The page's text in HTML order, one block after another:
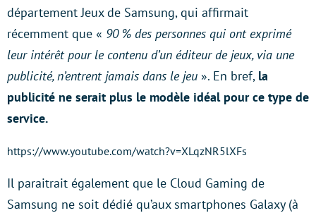
département Jeux de Samsung, qui affirmait
récemment que « 90 % des personnes qui ont exprimé
leur intérêt pour le contenu d’un éditeur de jeux, via une
publicité, n’entrent jamais dans le jeu ». En bref, la
publicité ne serait plus le modèle idéal pour ce type de
service.
https://www.youtube.com/watch?v=XLqzNR5lXFs
Il paraitrait également que le Cloud Gaming de
Samsung ne soit dédié qu’aux smartphones Galaxy (à